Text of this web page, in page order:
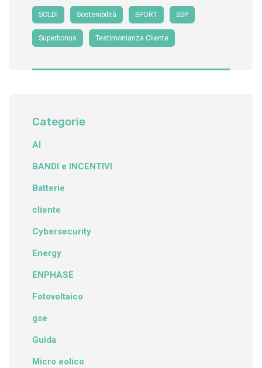
SOLDI Sostenibilità SPORT SSP
Superbonus Testimonianza Cliente
Categorie
AI
BANDI e INCENTIVI
Batterie
cliente
Cybersecurity
Energy
ENPHASE
Fotovoltaico
gse
Guida
Micro eolico